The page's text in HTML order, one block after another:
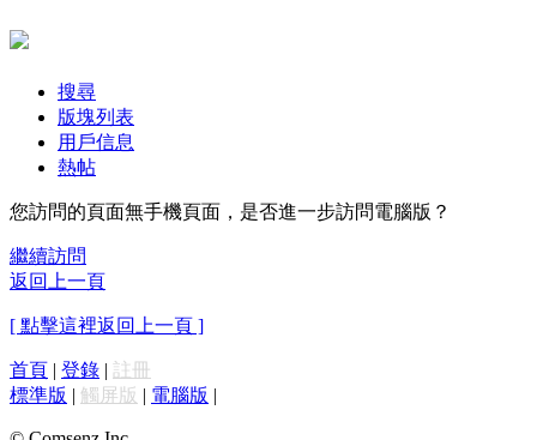
搜尋
版塊列表
用戶信息
熱帖
您訪問的頁面無手機頁面，是否進一步訪問電腦版？
繼續訪問
返回上一頁
[ 點擊這裡返回上一頁 ]
首頁 | 登錄 | 註冊
標準版 | 觸屏版 | 電腦版 |